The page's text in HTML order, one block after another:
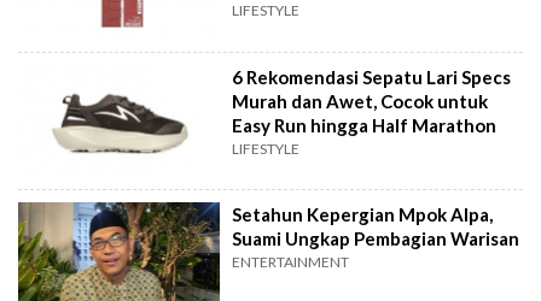
LIFESTYLE
6 Rekomendasi Sepatu Lari Specs
Murah dan Awet, Cocok untuk
Easy Run hingga Half Marathon
LIFESTYLE
Setahun Kepergian Mpok Alpa,
Suami Ungkap Pembagian Warisan
ENTERTAINMENT